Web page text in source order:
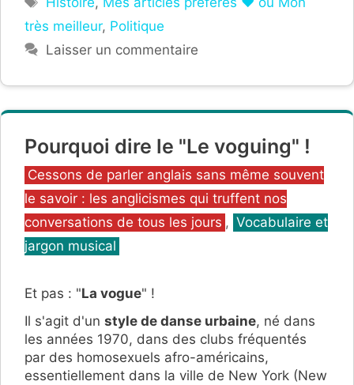
très meilleur, Politique
Laisser un commentaire
Pourquoi dire le "Le voguing" !
Catégories
Cessons de parler anglais sans même souvent
le savoir : les anglicismes qui truffent nos
conversations de tous les jours , Vocabulaire et
jargon musical
Et pas : "La vogue" !
Il s'agit d'un style de danse urbaine, né dans
les années 1970, dans des clubs fréquentés
par des homosexuels afro-américains,
essentiellement dans la ville de New York (New